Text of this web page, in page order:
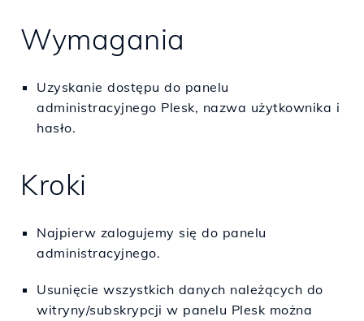
Wymagania
Uzyskanie dostępu do panelu
administracyjnego Plesk, nazwa użytkownika i
hasło.
Kroki
Najpierw zalogujemy się do panelu
administracyjnego.
Usunięcie wszystkich danych należących do
witryny/subskrypcji w panelu Plesk można